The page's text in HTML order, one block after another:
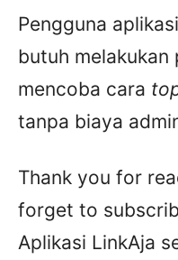
Pengguna aplikasi
butuh melakukan
mencoba cara
tanpa biaya
Thank you for
forget to
Aplikasi LinkAja